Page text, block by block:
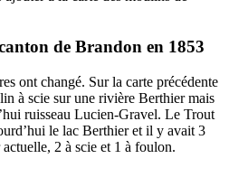
de Brandon en 1853
ont changé. Sur la carte précédente
à scie sur une rivière Berthier mais
ruisseau Lucien-Gravel. Le Trout
le lac Berthier et il y avait 3
2 à scie et 1 à foulon.